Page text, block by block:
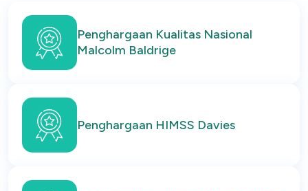
Penghargaan Kualitas Nasional
Malcolm Baldrige
Penghargaan HIMSS Davies